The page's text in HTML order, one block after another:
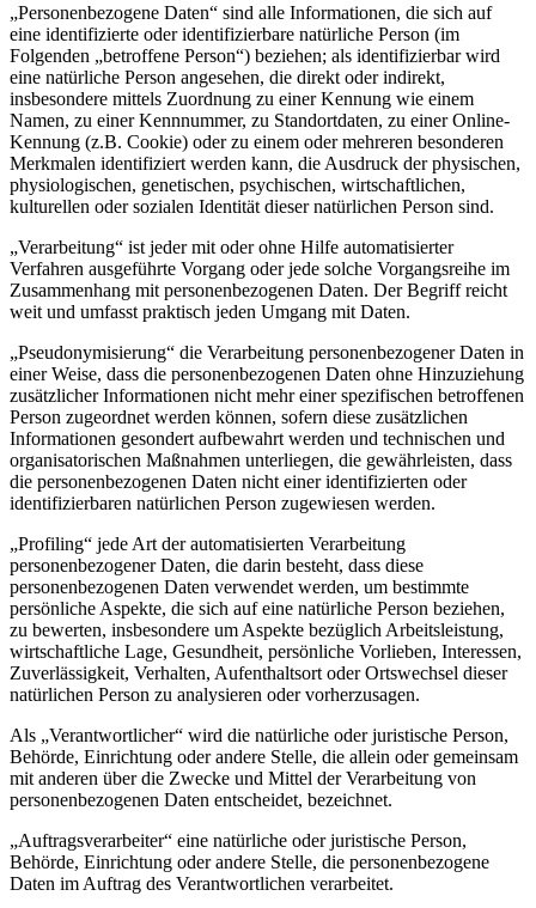
„Personenbezogene Daten“ sind alle Informationen, die sich auf
eine identifizierte oder identifizierbare natürliche Person (im
Folgenden „betroffene Person“) beziehen; als identifizierbar wird
eine natürliche Person angesehen, die direkt oder indirekt,
insbesondere mittels Zuordnung zu einer Kennung wie einem
Namen, zu einer Kennnummer, zu Standortdaten, zu einer Online-
Kennung (z.B. Cookie) oder zu einem oder mehreren besonderen
Merkmalen identifiziert werden kann, die Ausdruck der physischen,
physiologischen, genetischen, psychischen, wirtschaftlichen,
kulturellen oder sozialen Identität dieser natürlichen Person sind.
„Verarbeitung“ ist jeder mit oder ohne Hilfe automatisierter
Verfahren ausgeführte Vorgang oder jede solche Vorgangsreihe im
Zusammenhang mit personenbezogenen Daten. Der Begriff reicht
weit und umfasst praktisch jeden Umgang mit Daten.
„Pseudonymisierung“ die Verarbeitung personenbezogener Daten in
einer Weise, dass die personenbezogenen Daten ohne Hinzuziehung
zusätzlicher Informationen nicht mehr einer spezifischen betroffenen
Person zugeordnet werden können, sofern diese zusätzlichen
Informationen gesondert aufbewahrt werden und technischen und
organisatorischen Maßnahmen unterliegen, die gewährleisten, dass
die personenbezogenen Daten nicht einer identifizierten oder
identifizierbaren natürlichen Person zugewiesen werden.
„Profiling“ jede Art der automatisierten Verarbeitung
personenbezogener Daten, die darin besteht, dass diese
personenbezogenen Daten verwendet werden, um bestimmte
persönliche Aspekte, die sich auf eine natürliche Person beziehen,
zu bewerten, insbesondere um Aspekte bezüglich Arbeitsleistung,
wirtschaftliche Lage, Gesundheit, persönliche Vorlieben, Interessen,
Zuverlässigkeit, Verhalten, Aufenthaltsort oder Ortswechsel dieser
natürlichen Person zu analysieren oder vorherzusagen.
Als „Verantwortlicher“ wird die natürliche oder juristische Person,
Behörde, Einrichtung oder andere Stelle, die allein oder gemeinsam
mit anderen über die Zwecke und Mittel der Verarbeitung von
personenbezogenen Daten entscheidet, bezeichnet.
„Auftragsverarbeiter“ eine natürliche oder juristische Person,
Behörde, Einrichtung oder andere Stelle, die personenbezogene
Daten im Auftrag des Verantwortlichen verarbeitet.